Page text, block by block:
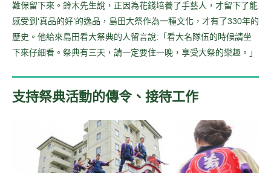
難保留下來。鈴木先生說，正因為花錢培養了手藝人，才留下了能
感受到‘真品的好’的逸品，島田大祭作為一種文化，才有了330年的
歷史。他給來島田看大祭典的人留言說:「看大名隊伍的時候請坐
下來仔細看。祭典有三天，請一定要住一晚，享受大祭的樂趣。」
支持祭典活動的傳令、接待工作